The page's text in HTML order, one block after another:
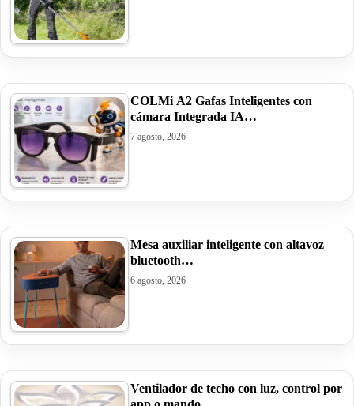
COLMi A2 Gafas Inteligentes con
cámara Integrada IA…
7 agosto, 2026
Mesa auxiliar inteligente con altavoz
bluetooth…
6 agosto, 2026
Ventilador de techo con luz, control por